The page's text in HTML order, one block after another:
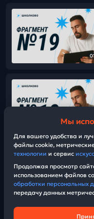
Мы
Для вашего удобства и
файлы cookie,
технологии и сервис
Продолжая просмотр
использованием файлов
обработки персональных
передачу данных